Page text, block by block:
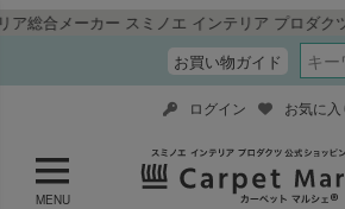
ー スミノエ インテリア プロダクツ 公式ショ
お買い物ガイド
MENU
ログイン お気に入